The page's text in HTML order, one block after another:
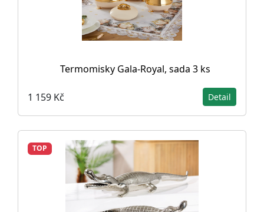
Termomisky Gala-Royal, sada 3 ks
1 159 Kč Detail
TOP